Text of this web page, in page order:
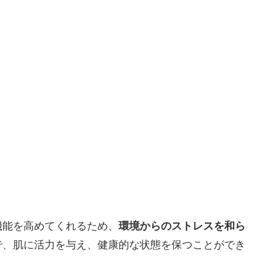
を高めてくれるため、 環境からのストレスを和ら
肌に活力を与え、健康的な状態を保つことができ